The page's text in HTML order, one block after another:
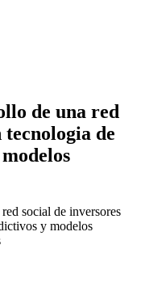
de una red
tecnologia de